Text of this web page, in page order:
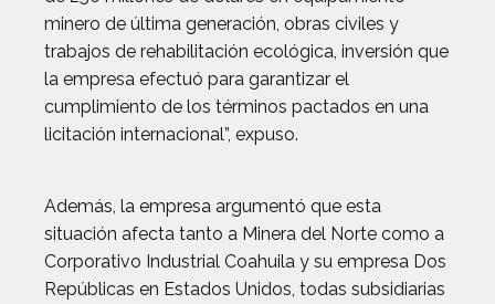
minero de última generación, obras civiles y
trabajos de rehabilitación ecológica, inversión que
la empresa efectuó para garantizar el
cumplimiento de los términos pactados en una
licitación internacional”, expuso.
Además, la empresa argumentó que esta
situación afecta tanto a Minera del Norte como a
Corporativo Industrial Coahuila y su empresa Dos
Repúblicas en Estados Unidos, todas subsidiarias